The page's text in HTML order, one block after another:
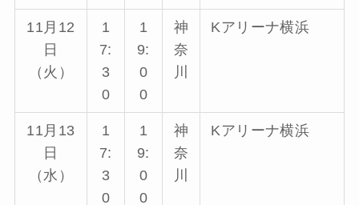
11月12
日
（火）
1
7:
3
0
1
9:
0
0
神
奈
川
Kアリーナ横浜
11月13
日
（水）
1
7:
3
0
1
9:
0
0
神
奈
川
Kアリーナ横浜